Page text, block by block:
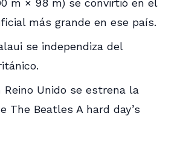
m × 98 m) se convirtió en el
más grande en ese país.
se independiza del
Reino Unido se estrena la
The Beatles A hard day’s